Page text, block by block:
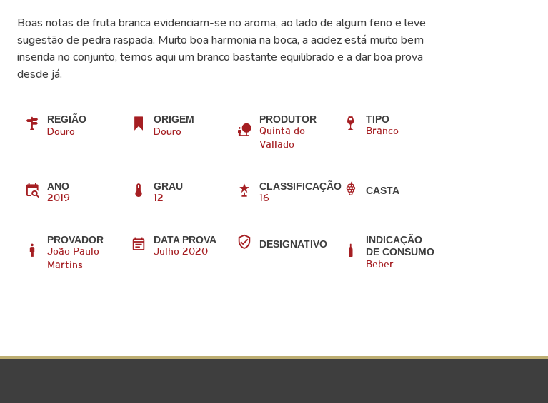
Boas notas de fruta branca evidenciam-se no aroma, ao lado de algum feno e leve
sugestão de pedra raspada. Muito boa harmonia na boca, a acidez está muito bem
inserida no conjunto, temos aqui um branco bastante equilibrado e a dar boa prova
desde já.
REGIÃO
Douro
ORIGEM
Douro
PRODUTOR
Quinta do
Vallado
TIPO
Branco
ANO
2019
GRAU
12
CLASSIFICAÇÃO
16
CASTA
PROVADOR
João Paulo
Martins
DATA PROVA
Julho 2020
DESIGNATIVO
INDICAÇÃO
DE CONSUMO
Beber